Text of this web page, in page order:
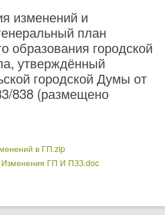
изменений и
план
образования городской
утверждённый
городской Думы от
838 (размещено
в ГП.zip
ГП И ПЗЗ.doc